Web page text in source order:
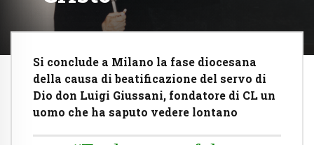
Si conclude a Milano la fase diocesana
della causa di beatificazione del servo di
Dio don Luigi Giussani, fondatore di CL un
uomo che ha saputo vedere lontano